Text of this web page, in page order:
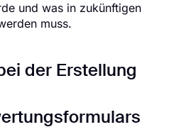
und was in zukünftigen
muss.
der Erstellung